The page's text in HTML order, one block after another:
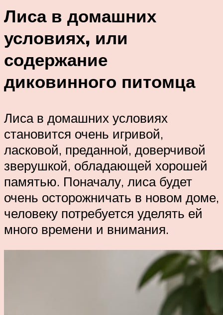
Лиса в домашних
условиях, или
содержание
диковинного питомца
Лиса в домашних условиях
становится очень игривой,
ласковой, преданной, доверчивой
зверушкой, обладающей хорошей
памятью. Поначалу, лиса будет
очень осторожничать в новом доме,
человеку потребуется уделять ей
много времени и внимания.